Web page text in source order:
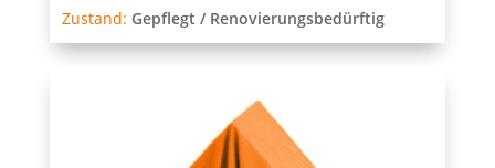
Zustand: Gepflegt / Renovierungsbedürftig